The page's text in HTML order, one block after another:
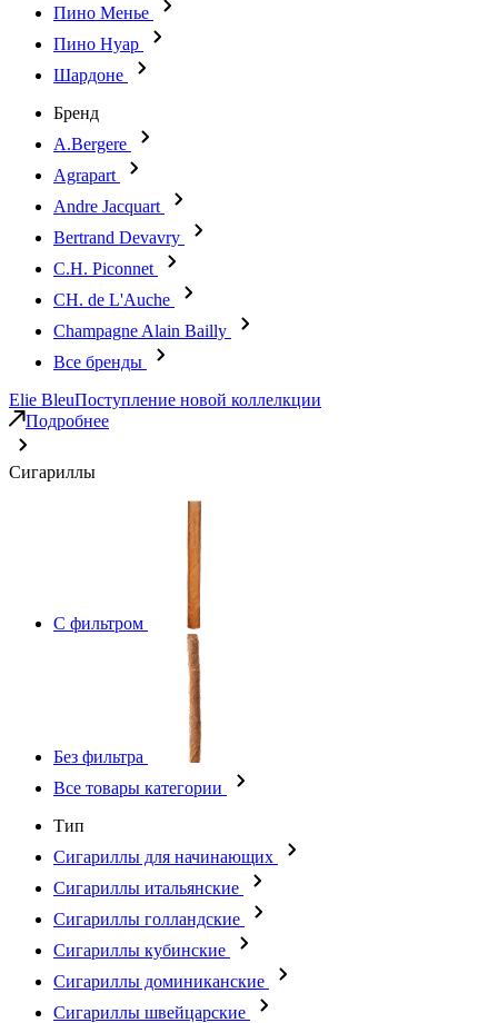
Пино Менье
Пино Нуар
Шардоне
Бренд
A.Bergere
Agrapart
Andre Jacquart
Bertrand Devavry
C.H. Piconnet
CH. de L'Auche
Champagne Alain Bailly
Все бренды
Elie BleuПоступление новой коллелкции
Подробнее
Сигариллы
С фильтром
Без фильтра
Все товары категории
Тип
Сигариллы для начинающих
Сигариллы итальянские
Сигариллы голландские
Сигариллы кубинские
Сигариллы доминиканские
Сигариллы швейцарские